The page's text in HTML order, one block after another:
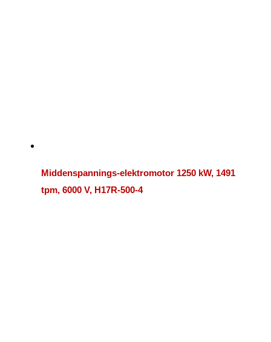
Middenspannings-elektromotor 1250 kW, 1491
tpm, 6000 V, H17R-500-4